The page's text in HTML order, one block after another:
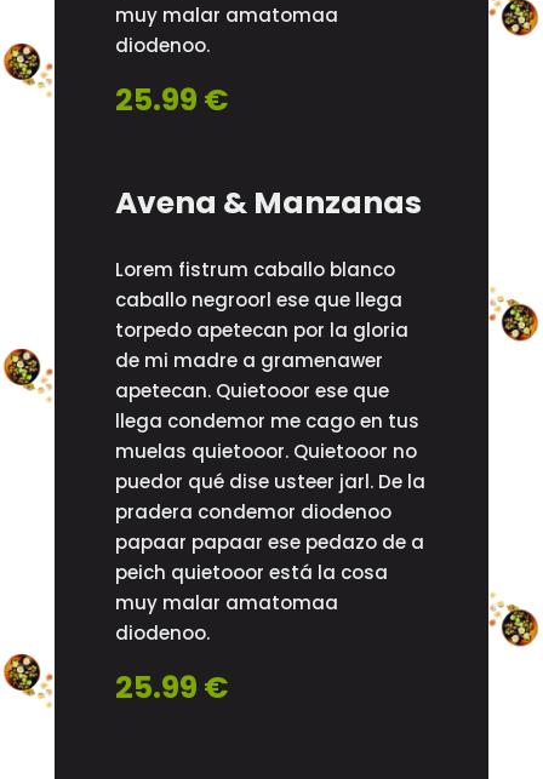
muy malar amatomaa
diodenoo.
25.99 €
Avena & Manzanas
Lorem fistrum caballo blanco
caballo negroorl ese que llega
torpedo apetecan por la gloria
de mi madre a gramenawer
apetecan. Quietooor ese que
llega condemor me cago en tus
muelas quietooor. Quietooor no
puedor qué dise usteer jarl. De la
pradera condemor diodenoo
papaar papaar ese pedazo de a
peich quietooor está la cosa
muy malar amatomaa
diodenoo.
25.99 €